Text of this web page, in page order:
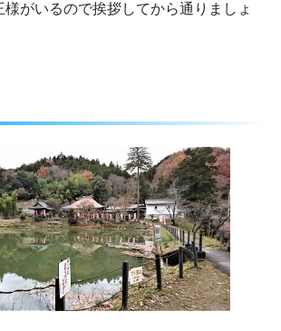
様がいるので挨拶してから通りましょ